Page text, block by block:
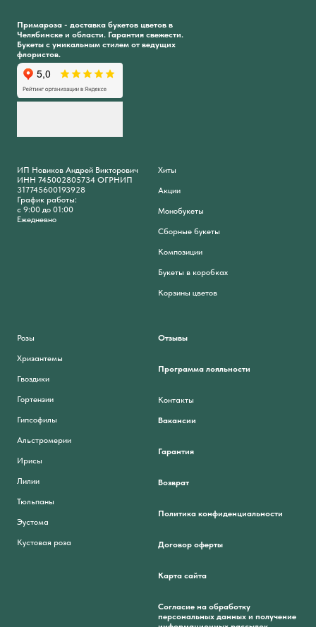
Примароза - доставка букетов цветов в
Челябинске и области. Гарантия свежести.
Букеты с уникальным стилем от ведущих
флористов.
ИП Новиков Андрей Викторович
ИНН 745002805734 ОГРНИП
317745600193928
График работы:
с 9:00 до 01:00
Ежедневно
Хиты
Акции
Монобукеты
Сборные букеты
Композиции
Букеты в коробках
Корзины цветов
Розы
Хризантемы
Гвоздики
Гортензии
Гипсофилы
Альстромерии
Ирисы
Лилии
Тюльпаны
Эустома
Кустовая роза
Отзывы
Программа лояльности
Контакты
Вакансии
Гарантия
Возврат
Политика конфиденциальности
Договор оферты
Карта сайта
Согласие на обработку
персональных данных и получение